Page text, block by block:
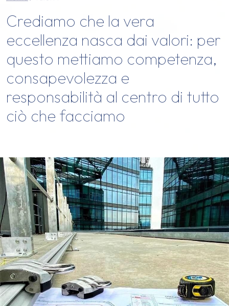
Valori 1
Crediamo che la vera
eccellenza nasca dai valori: per
questo mettiamo competenza,
consapevolezza e
responsabilità al centro di tutto
ciò che facciamo